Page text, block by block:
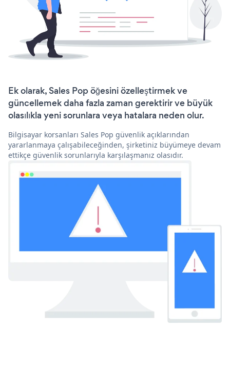
Ek olarak, Sales Pop öğesini özelleştirmek ve
güncellemek daha fazla zaman gerektirir ve büyük
olasılıkla yeni sorunlara veya hatalara neden olur.
Bilgisayar korsanları Sales Pop güvenlik açıklarından
yararlanmaya çalışabileceğinden, şirketiniz büyümeye devam
ettikçe güvenlik sorunlarıyla karşılaşmanız olasıdır.